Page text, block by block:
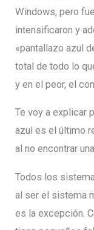
Windows, pero
intensificaron y
«pantallazo azul
total de todo lo
y en el peor, el
Te voy a explicar
azul es el último
al no encontrar
Todos los
al ser el sistema
es la excepción.